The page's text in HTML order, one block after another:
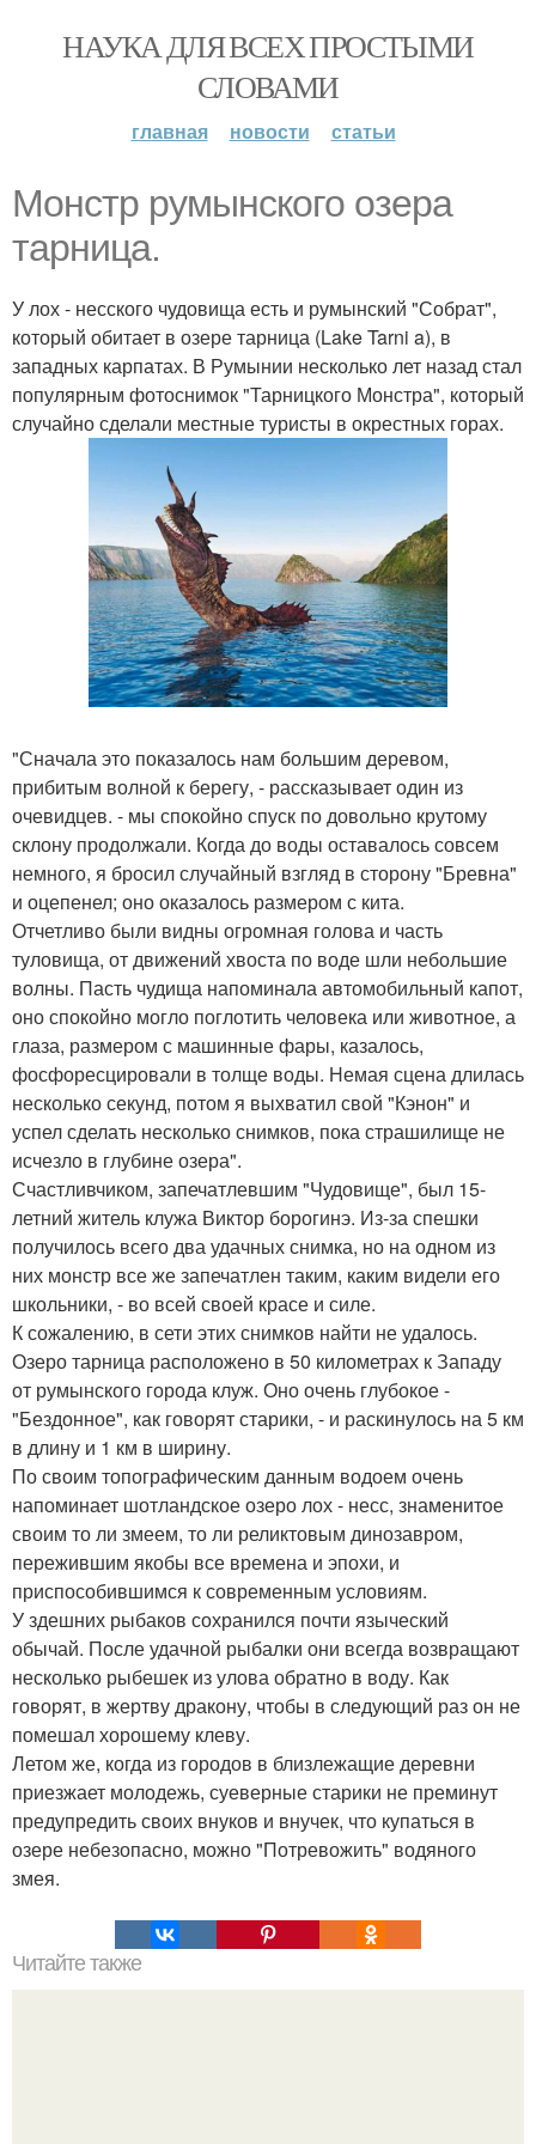
НАУКА ДЛЯ ВСЕХ ПРОСТЫМИ
СЛОВАМИ
главная новости статьи
Монстр румынского озера
тарница.
У лох - несского чудовища есть и румынский "Собрат",
который обитает в озере тарница (Lake Tarni a), в
западных карпатах. В Румынии несколько лет назад стал
популярным фотоснимок "Тарницкого Монстра", который
случайно сделали местные туристы в окрестных горах.
"Сначала это показалось нам большим деревом,
прибитым волной к берегу, - рассказывает один из
очевидцев. - мы спокойно спуск по довольно крутому
склону продолжали. Когда до воды оставалось совсем
немного, я бросил случайный взгляд в сторону "Бревна"
и оцепенел; оно оказалось размером с кита.
Отчетливо были видны огромная голова и часть
туловища, от движений хвоста по воде шли небольшие
волны. Пасть чудища напоминала автомобильный капот,
оно спокойно могло поглотить человека или животное, а
глаза, размером с машинные фары, казалось,
фосфоресцировали в толще воды. Немая сцена длилась
несколько секунд, потом я выхватил свой "Кэнон" и
успел сделать несколько снимков, пока страшилище не
исчезло в глубине озера".
Счастливчиком, запечатлевшим "Чудовище", был 15-
летний житель клужа Виктор борогинэ. Из-за спешки
получилось всего два удачных снимка, но на одном из
них монстр все же запечатлен таким, каким видели его
школьники, - во всей своей красе и силе.
К сожалению, в сети этих снимков найти не удалось.
Озеро тарница расположено в 50 километрах к Западу
от румынского города клуж. Оно очень глубокое -
"Бездонное", как говорят старики, - и раскинулось на 5 км
в длину и 1 км в ширину.
По своим топографическим данным водоем очень
напоминает шотландское озеро лох - несс, знаменитое
своим то ли змеем, то ли реликтовым динозавром,
пережившим якобы все времена и эпохи, и
приспособившимся к современным условиям.
У здешних рыбаков сохранился почти языческий
обычай. После удачной рыбалки они всегда возвращают
несколько рыбешек из улова обратно в воду. Как
говорят, в жертву дракону, чтобы в следующий раз он не
помешал хорошему клеву.
Летом же, когда из городов в близлежащие деревни
приезжает молодежь, суеверные старики не преминут
предупредить своих внуков и внучек, что купаться в
озере небезопасно, можно "Потревожить" водяного
змея.
Читайте также